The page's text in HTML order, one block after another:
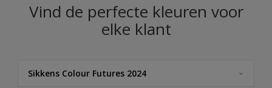
Vind de perfecte kleuren voor
elke klant
Sikkens Colour Futures 2024